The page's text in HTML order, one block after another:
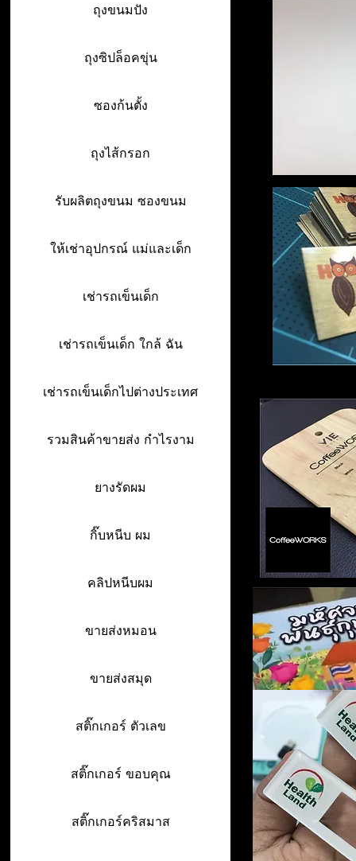
ถุงขนมปัง
ถุงซิปล็อคขุ่น
ซองก้นตั้ง
ถุงไส้กรอก
รับผลิตถุงขนม ซองขนม
ให้เช่าอุปกรณ์ แม่และเด็ก
เช่ารถเข็นเด็ก
เช่ารถเข็นเด็ก ใกล้ ฉัน
เช่ารถเข็นเด็กไปต่างประเทศ
รวมสินค้าขายส่ง กำไรงาม
ยางรัดผม
กิ๊บหนีบ ผม
คลิปหนีบผม
ขายส่งหมอน
ขายส่งสมุด
สติ๊กเกอร์ ตัวเลข
สติ๊กเกอร์ ขอบคุณ
สติ๊กเกอร์คริสมาส